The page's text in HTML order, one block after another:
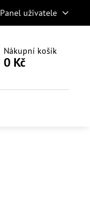
Panel uživatele
Nákupní košík
0 Kč